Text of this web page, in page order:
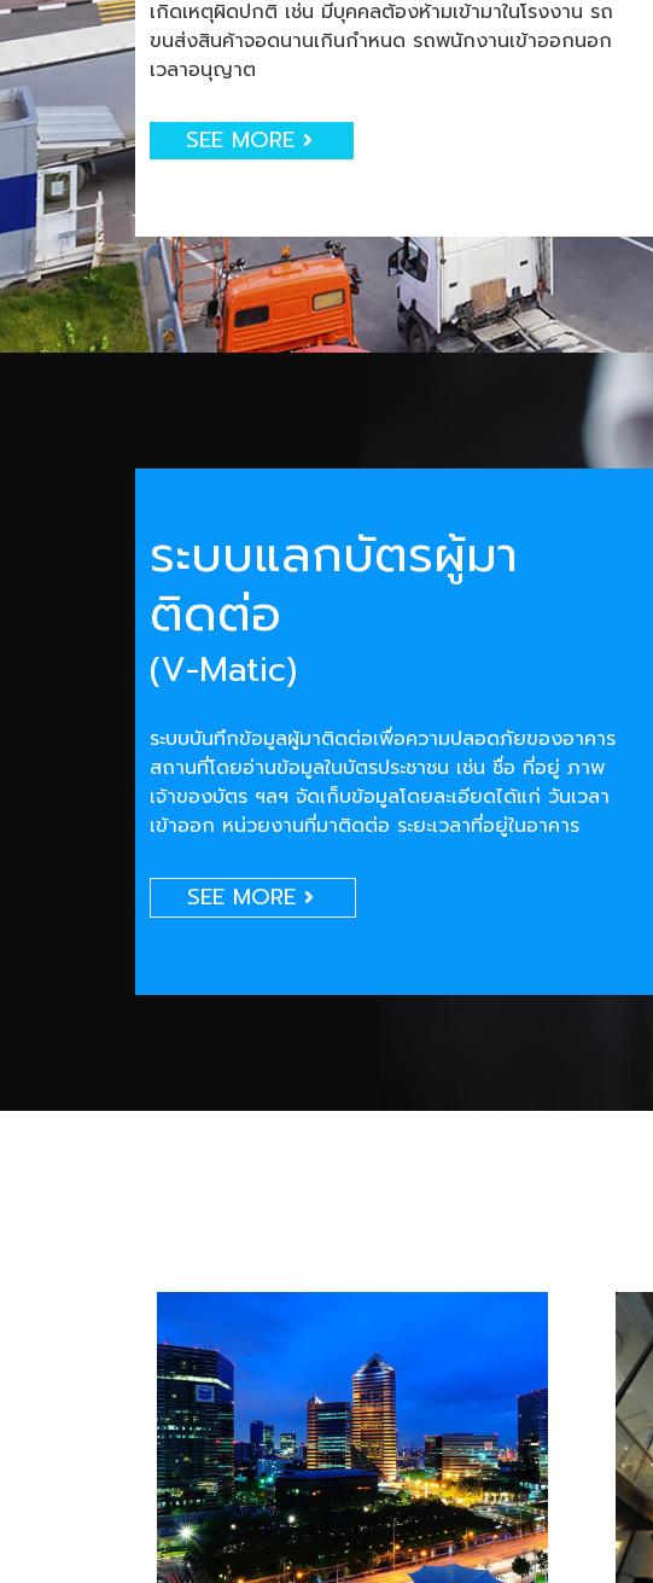
เกิดเหตุผิดปกติ เช่น มีบุคคลต้องห้ามเข้ามาในโรงงาน รถ
ขนส่งสินค้าจอดนานเกินกำหนด รถพนักงานเข้าออกนอก
เวลาอนุญาต
SEE MORE
ระบบแลกบัตรผู้มา
ติดต่อ
(V-Matic)
ระบบบันทึกข้อมูลผู้มาติดต่อเพื่อความปลอดภัยของอาคาร
สถานที่โดยอ่านข้อมูลในบัตรประชาชน เช่น ชื่อ ที่อยู่ ภาพ
เจ้าของบัตร ฯลฯ จัดเก็บข้อมูลโดยละเอียดได้แก่ วันเวลา
เข้าออก หน่วยงานที่มาติดต่อ ระยะเวลาที่อยู่ในอาคาร
SEE MORE